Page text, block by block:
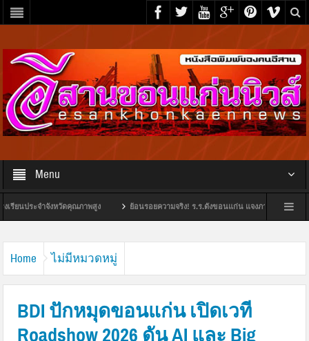
Menu
จำจังหวัดคุณภาพสูง ย้อนรอยความจริง! ร.ร.ดังขอนแก่น แจงภาพว่อนเน็ต เกิดขึ้นตั้งแ
Home ไม่มีหมวดหมู่
BDI ปักหมุดขอนแก่น เปิดเวที
Roadshow 2026 ดัน AI และ Big